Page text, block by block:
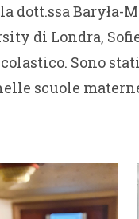
dott.ssa
di Londra,
Sono
scuole